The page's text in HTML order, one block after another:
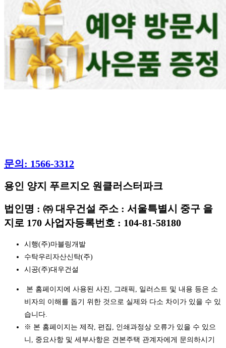
문의: 1566-3312
용인 양지 푸르지오 원클러스터파크
법인명 : ㈜ 대우건설 주소 : 서울특별시 중구 을
지로 170 사업자등록번호 : 104-81-58180
시행(주)마블링개발
수탁우리자산신탁(주)
시공(주)대우건설
본 홈페이지에 사용된 사진, 그래픽, 일러스트 및 내용 등은 소
비자의 이해를 돕기 위한 것으로 실제와 다소 차이가 있을 수 있
습니다.
※ 본 홈페이지는 제작, 편집, 인쇄과정상 오류가 있을 수 있으
니, 중요사항 및 세부사항은 견본주택 관계자에게 문의하시기